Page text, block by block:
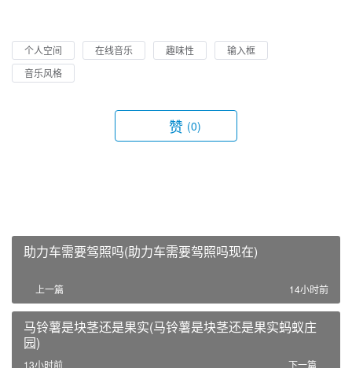
个人空间 在线音乐 趣味性
输入框
音乐风格
赞 (0)
助力车需要驾照吗(助力车需要驾照吗现在)
上一篇 14小时前
马铃薯是块茎还是果实(马铃薯是块茎还是果实蚂蚁庄
园)
下一篇
13小时前